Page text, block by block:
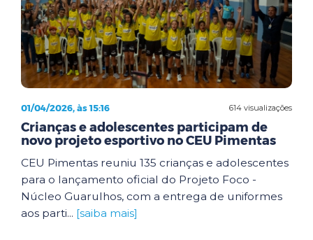
614 visualizações
01/04/2026, às 15:16
Crianças e adolescentes participam de
novo projeto esportivo no CEU Pimentas
CEU Pimentas reuniu 135 crianças e adolescentes
para o lançamento oficial do Projeto Foco -
Núcleo Guarulhos, com a entrega de uniformes
aos parti... [saiba mais]